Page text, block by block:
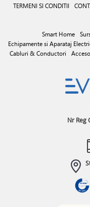
TERMENI SI CONDITII
Smart Home
Echipamente si Aparataj
Cabluri & Conductori
Nr Reg